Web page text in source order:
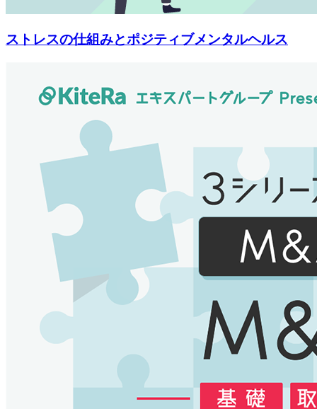
ストレスの仕組みとポジティブメンタルヘルス